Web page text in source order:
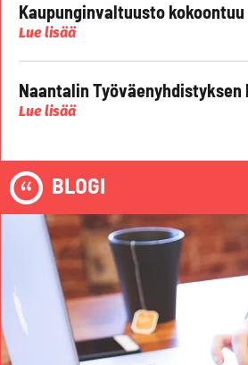
Kaupunginvaltuusto kokoontuu
Lue lisää
Naantalin Työväenyhdistyksen
Lue lisää
BLOGI